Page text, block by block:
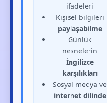
ifadeleri
Kişisel bilgileri
paylaşabilme
Günlük
nesnelerin
İngilizce
karşılıkları
Sosyal medya ve
internet dilinde